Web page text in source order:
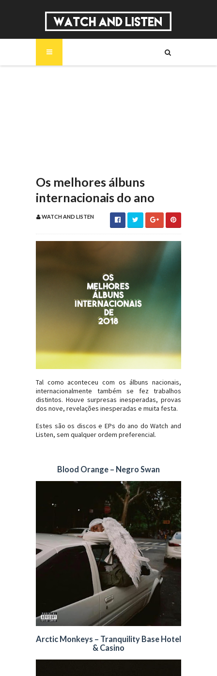
Os melhores álbuns
internacionais do ano
WATCH AND LISTEN
Tal como aconteceu com os álbuns nacionais,
internacionalmente também se fez trabalhos
distintos. Houve surpresas inesperadas, provas
dos nove, revelações inesperadas e muita festa.
Estes são os discos e EPs do ano do Watch and
Listen, sem qualquer ordem preferencial.
Blood Orange – Negro Swan
Arctic Monkeys – Tranquility Base Hotel
& Casino